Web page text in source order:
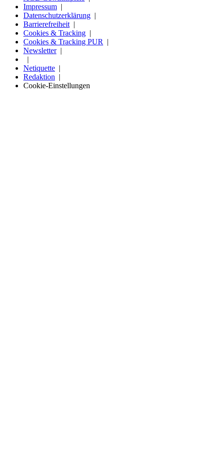
Impressum
Datenschutzerklärung
Barrierefreiheit
Cookies & Tracking
Cookies & Tracking PUR
Newsletter
Netiquette
Redaktion
Cookie-Einstellungen